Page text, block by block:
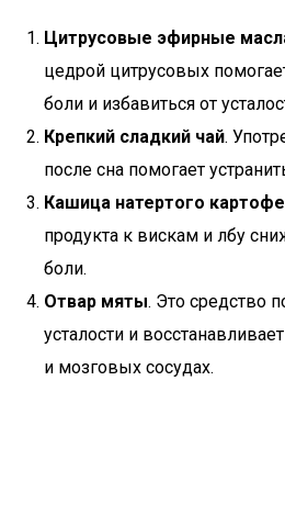
Цитрусовые эфирные
цедрой цитрусовых
боли и избавиться от
Крепкий сладкий чай.
после сна помогает
Кашица натертого
продукта к вискам и лбу
боли.
Отвар мяты. Это средство
усталости и
и мозговых сосудах.